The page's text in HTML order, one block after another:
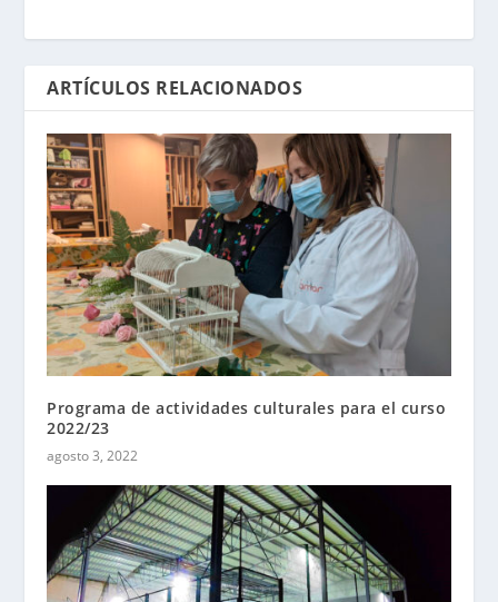
ARTÍCULOS RELACIONADOS
Programa de actividades culturales para el curso
2022/23
agosto 3, 2022